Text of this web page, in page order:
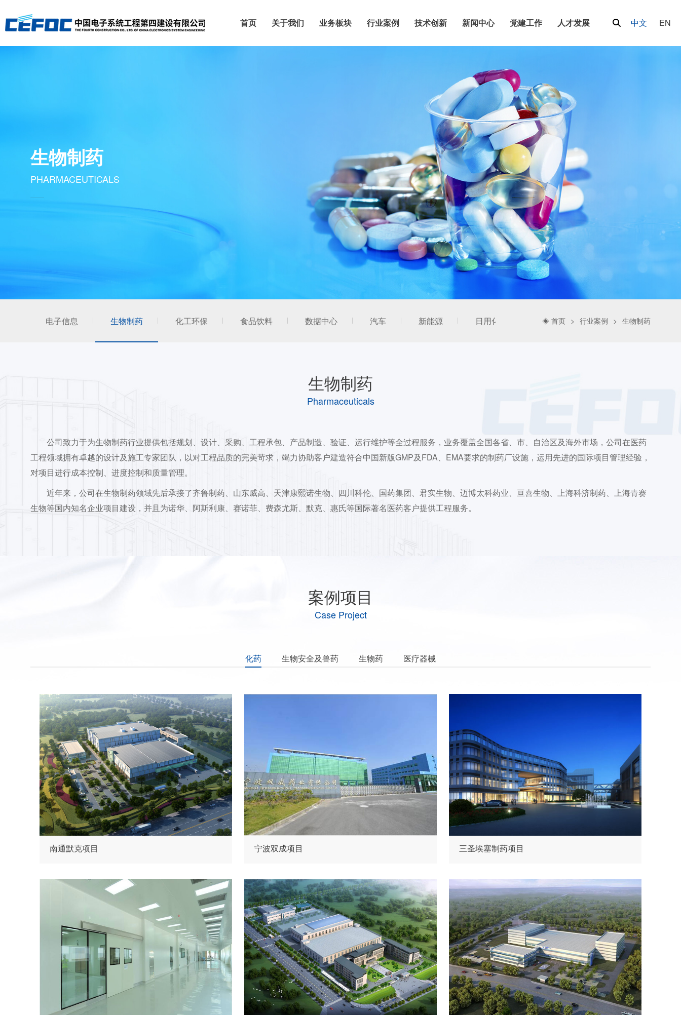
首页 关于我们 业务板块 行业案例 技术创新 新闻中心 党建工作 人才发展 中文 EN
生物制药
PHARMACEUTICALS
电子信息 生物制药 化工环保 食品饮料 数据中心 汽车 新能源 日用化工 ◈ 首页 行业案例 生物制药
生物制药
Pharmaceuticals
公司致力于为生物制药行业提供包括规划、设计、采购、工程承包、产品制造、验证、运行维护等全过程服务，业务覆盖全国各省、市、自治区及海外市场，公司在医药
工程领域拥有卓越的设计及施工专家团队，以对工程品质的完美苛求，竭力协助客户建造符合中国新版GMP及FDA、EMA要求的制药厂设施，运用先进的国际项目管理经验，
对项目进行成本控制、进度控制和质量管理。
近年来，公司在生物制药领域先后承接了齐鲁制药、山东威高、天津康熙诺生物、四川科伦、国药集团、君实生物、迈博太科药业、亘喜生物、上海科济制药、上海青赛
生物等国内知名企业项目建设，并且为诺华、阿斯利康、赛诺菲、费森尤斯、默克、惠氏等国际著名医药客户提供工程服务。
案例项目
Case Project
化药 生物安全及兽药 生物药 医疗器械
南通默克项目 宁波双成项目 三圣埃塞制药项目